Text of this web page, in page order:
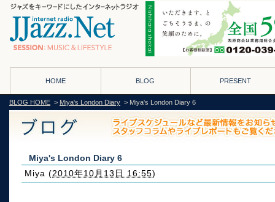
HOME BLOG PRESENT
BLOG HOME > Miya's London Diary > Miya's London Diary 6
Miya's London Diary 6
Miya (2010年10月13日 16:55)